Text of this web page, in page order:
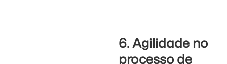
6. Agilidade no
processo de